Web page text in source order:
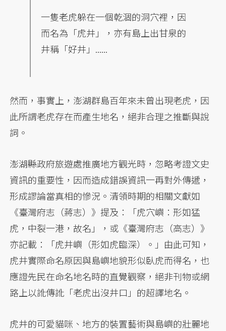
一隻老虎躲在一個乾涸的洞穴裡，因
而名為「虎井」，亦有島上出甘泉的
井稱「好井」......
然而，事實上，澎湖群島百年來未曾出現老虎，因
此所謂老虎存在而產生地名，絕非合理之推斷與說
詞。
澎湖縣政府旅遊處推廣地方觀光時，忽略考證文史
資訊的重要性，因而造成錯誤資訊一再對外傳遞，
形成謬論當真相的慘況。清領時期的相關文獻如
《臺灣府志（蔣志）》提及：「虎穴嶼：形如猛
虎，中裂一港，故名」，或《臺灣府志（高志）》
亦記載：「虎井嶼（形如虎臨深）。」由此可知，
虎井實際命名原因與島嶼地貌形似臥虎而得名，也
應證先民在命名地名時的直覺觀察，絕非刊物或網
路上以訛傳訛「老虎出沒井口」的超譯地名。
虎井的可愛貓咪、地方的裝置藝術與島嶼的壯麗地